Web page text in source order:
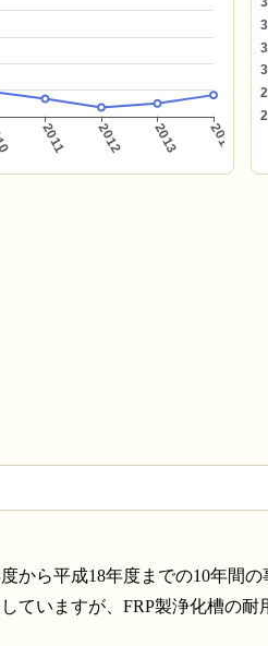
から平成18年度までの10年間
ていますが、FRP製浄化槽の耐